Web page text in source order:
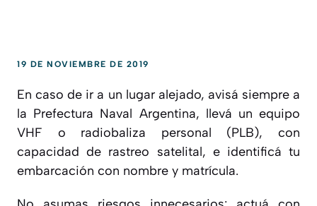
19 DE NOVIEMBRE DE 2019
En caso de ir a un lugar alejado, avisá siempre a
la Prefectura Naval Argentina, llevá un equipo
VHF o radiobaliza personal (PLB), con
capacidad de rastreo satelital, e identificá tu
embarcación con nombre y matrícula.